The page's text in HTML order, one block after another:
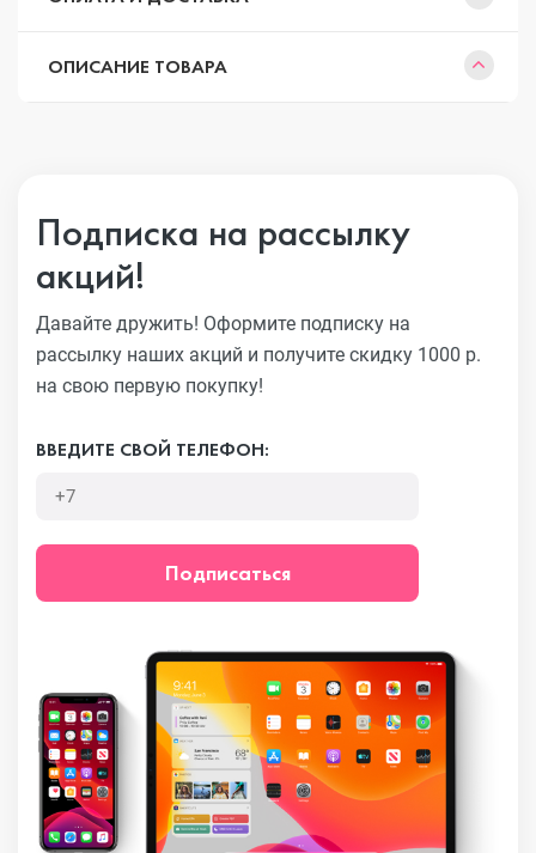
ОПИСАНИЕ ТОВАРА
Подписка на рассылку
акций!
Давайте дружить! Оформите подписку на
рассылку наших акций и получите скидку 1000 р.
на свою первую покупку!
ВВЕДИТЕ СВОЙ ТЕЛЕФОН:
Подписаться